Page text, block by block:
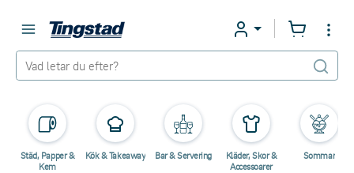
Städ, Papper &
Kem
Kök & Takeaway Bar & Servering
Kläder, Skor &
Accessoarer
Sommar